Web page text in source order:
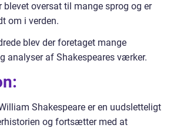
blevet oversat til mange sprog og er
om i verden.
blev der foretaget mange
analyser af Shakespeares værker.
Shakespeare er en uudsletteligt
og fortsætter med at